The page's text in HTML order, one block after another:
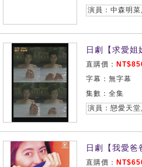
演員：中森明
日劇【求愛
直購價：
字幕：無字幕
集數：全集
日劇【我愛
直購價：